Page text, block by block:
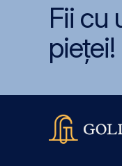
Fii cu
pieței!